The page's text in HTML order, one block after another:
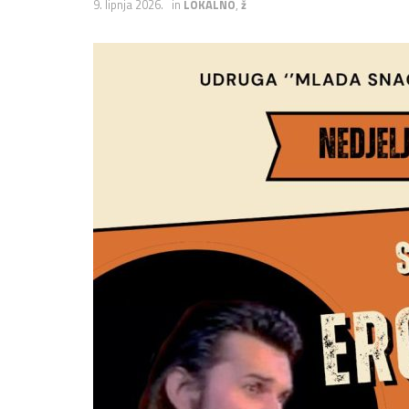
9. lipnja 2026. in LOKALNO, ž